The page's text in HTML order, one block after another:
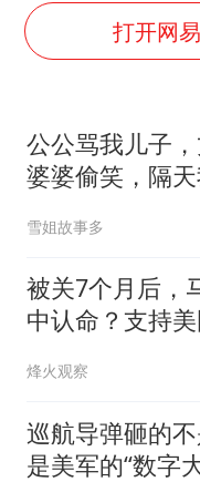
打开网
公公骂我儿子
婆婆偷笑，隔
姓迁户口全家
雪姐故事多
被关7个月后，
中认命？支持
烽火观察
巡航导弹砸的不
是美军的“数字